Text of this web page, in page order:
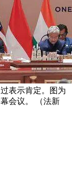
表示肯定。图为
会议。 （法新